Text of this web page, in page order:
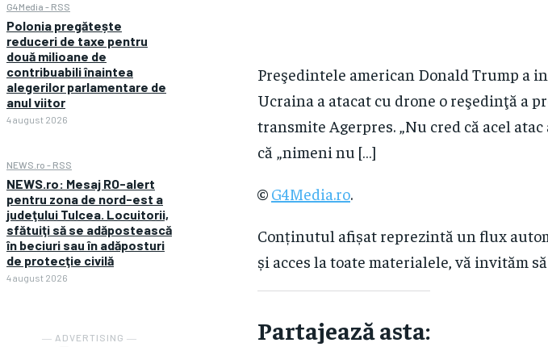
G4Media - RSS
Polonia pregătește
reduceri de taxe pentru
două milioane de
contribuabili înaintea
alegerilor parlamentare de
anul viitor
4 august 2026
NEWS.ro - RSS
NEWS.ro: Mesaj RO-alert
pentru zona de nord-est a
judeţului Tulcea. Locuitorii,
sfătuiţi să se adăpostească
în beciuri sau în adăposturi
de protecţie civilă
4 august 2026
― ADVERTISING ―
Preşedintele american Donald Trump a
Ucraina a atacat cu drone o reşedinţă a
transmite Agerpres. „Nu cred că acel
că „nimeni nu […]
© G4Media.ro.
Conținutul afișat reprezintă un flux
și acces la toate materialele, vă invităm
Partajează asta: